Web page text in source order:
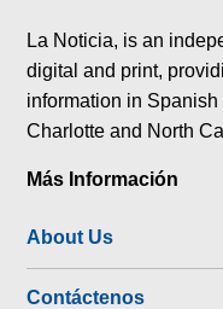
La Noticia, is an
digital and print,
information in
Charlotte and North
Más Información
About Us
Contáctenos